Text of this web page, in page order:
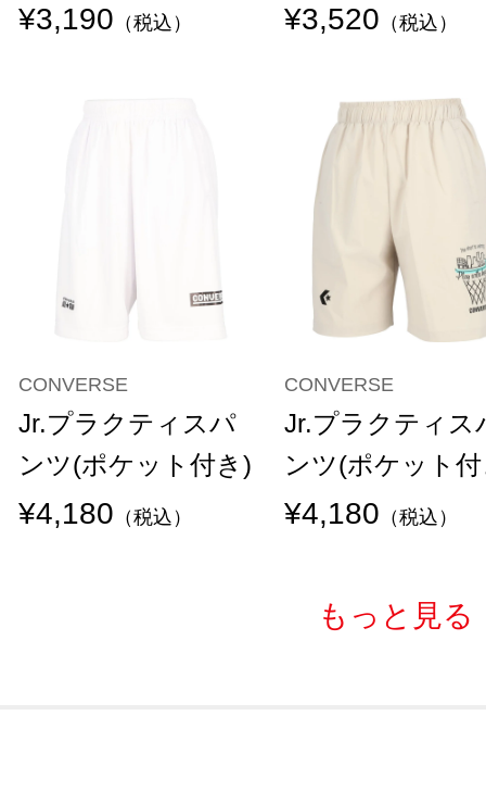
¥3,190 （税込） ¥3,520 （税込）
CONVERSE
Jr.プラクティスパ
ンツ(ポケット付き)
¥4,180 （税込）
CONVERSE
Jr.プラクティス
ンツ(ポケット
¥4,180 （税込）
もっと見る